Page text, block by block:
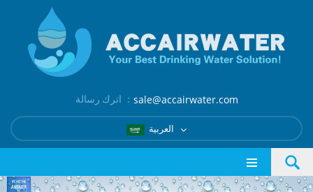
اترك رسالة ： sale@accairwater.com